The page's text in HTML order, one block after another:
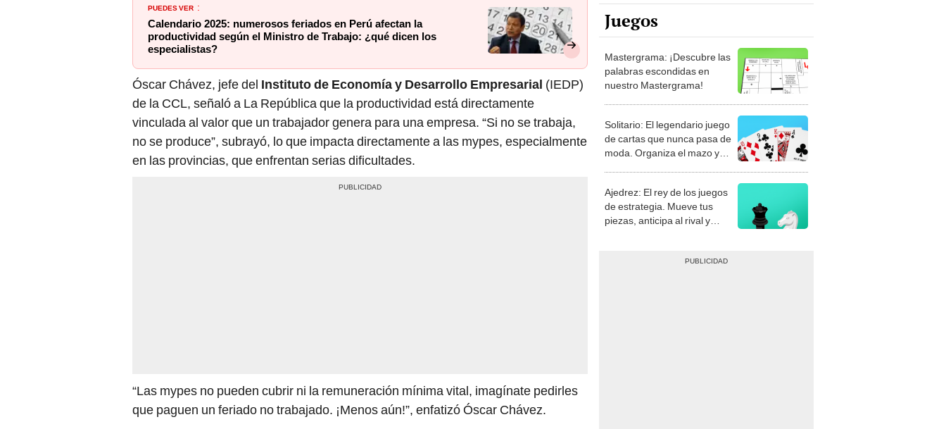
PUEDES VER :
Calendario 2025: numerosos feriados en Perú afectan la
productividad según el Ministro de Trabajo: ¿qué dicen los
especialistas?
Óscar Chávez, jefe del Instituto de Economía y Desarrollo Empresarial (IEDP)
de la CCL, señaló a La República que la productividad está directamente
vinculada al valor que un trabajador genera para una empresa. “Si no se trabaja,
no se produce”, subrayó, lo que impacta directamente a las mypes, especialmente
en las provincias, que enfrentan serias dificultades.
“Las mypes no pueden cubrir ni la remuneración mínima vital, imagínate pedirles
que paguen un feriado no trabajado. ¡Menos aún!”, enfatizó Óscar Chávez.
Juegos
Mastergrama: ¡Descubre las
palabras escondidas en
nuestro Mastergrama!
Solitario: El legendario juego
de cartas que nunca pasa de
moda. Organiza el mazo y
Ajedrez: El rey de los juegos
de estrategia. Mueve tus
piezas, anticipa al rival y